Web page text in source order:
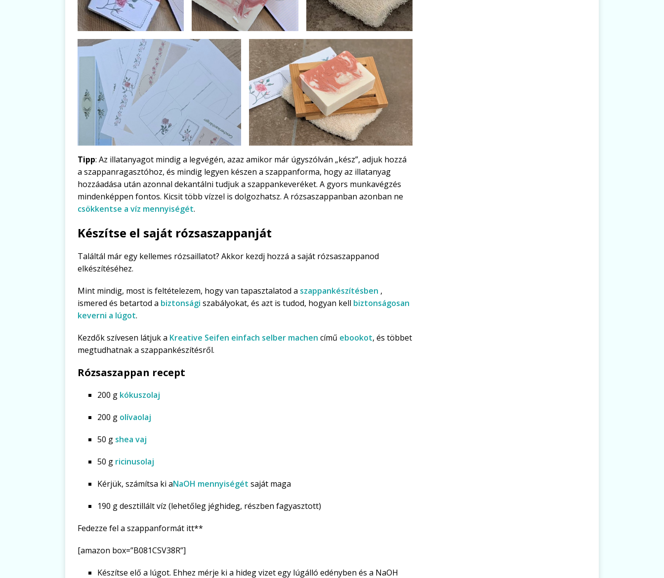
Tipp: Az illatanyagot mindig a legvégén, azaz amikor már úgyszólván „kész”, adjuk hozzá
a szappanragasztóhoz, és mindig legyen készen a szappanforma, hogy az illatanyag
hozzáadása után azonnal dekantálni tudjuk a szappankeveréket. A gyors munkavégzés
mindenképpen fontos. Kicsit több vízzel is dolgozhatsz. A rózsaszappanban azonban ne
csökkentse a víz mennyiségét.
Készítse el saját rózsaszappanját
Találtál már egy kellemes rózsaillatot? Akkor kezdj hozzá a saját rózsaszappanod
elkészítéséhez.
Mint mindig, most is feltételezem, hogy van tapasztalatod a szappankészítésben ,
ismered és betartod a biztonsági szabályokat, és azt is tudod, hogyan kell biztonságosan
keverni a lúgot.
Kezdők szívesen látjuk a Kreative Seifen einfach selber machen című ebookot, és többet
megtudhatnak a szappankészítésről.
Rózsaszappan recept
200 g kókuszolaj
200 g olívaolaj
50 g shea vaj
50 g ricinusolaj
Kérjük, számítsa ki aNaOH mennyiségét saját maga
190 g desztillált víz (lehetőleg jéghideg, részben fagyasztott)
Fedezze fel a szappanformát itt**
[amazon box=”B081CSV38R”]
Készítse elő a lúgot. Ehhez mérje ki a hideg vizet egy lúgálló edényben és a NaOH